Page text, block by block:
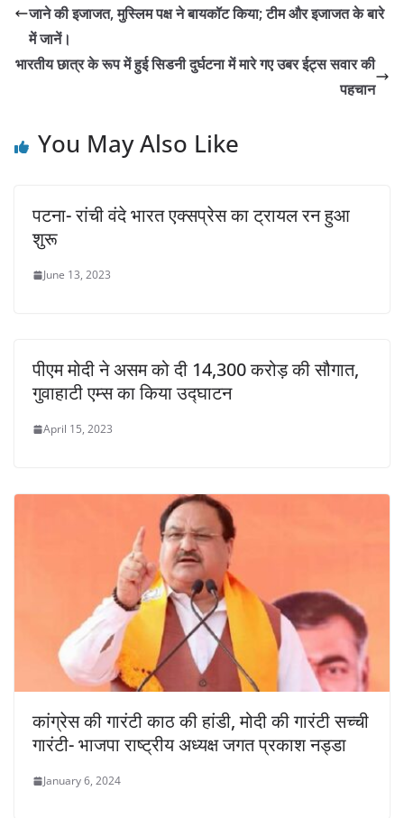
जाने की इजाजत, मुस्लिम पक्ष ने बायकॉट किया; टीम और इजाजत के बारे
में जानें।
भारतीय छात्र के रूप में हुई सिडनी दुर्घटना में मारे गए उबर ईट्स सवार की
पहचान
You May Also Like
पटना- रांची वंदे भारत एक्सप्रेस का ट्रायल रन हुआ
शुरू
June 13, 2023
पीएम मोदी ने असम को दी 14,300 करोड़ की सौगात,
गुवाहाटी एम्स का किया उद्घाटन
April 15, 2023
कांग्रेस की गारंटी काठ की हांडी, मोदी की गारंटी सच्ची
गारंटी- भाजपा राष्ट्रीय अध्यक्ष जगत प्रकाश नड्डा
January 6, 2024